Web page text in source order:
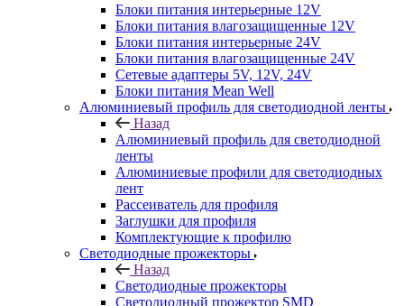
Блоки питания интерьерные 12V
Блоки питания влагозащищенные 12V
Блоки питания интерьерные 24V
Блоки питания влагозащищенные 24V
Сетевые адаптеры 5V, 12V, 24V
Блоки питания Mean Well
Алюминиевый профиль для светодиодной ленты
Назад
Алюминиевый профиль для светодиодной
ленты
Алюминиевые профили для светодиодных
лент
Рассеиватель для профиля
Заглушки для профиля
Комплектующие к профилю
Светодиодные прожекторы
Назад
Светодиодные прожекторы
Светодиодный прожектор SMD